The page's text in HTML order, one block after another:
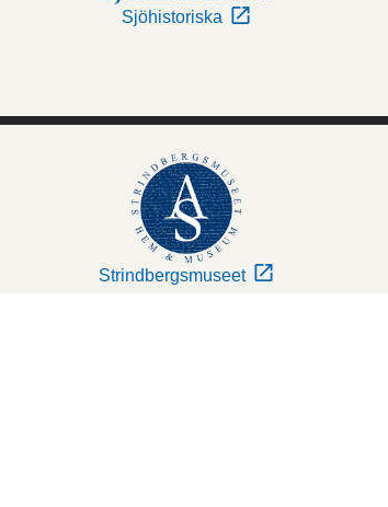
Sjöhistoriska
Strindbergsmuseet